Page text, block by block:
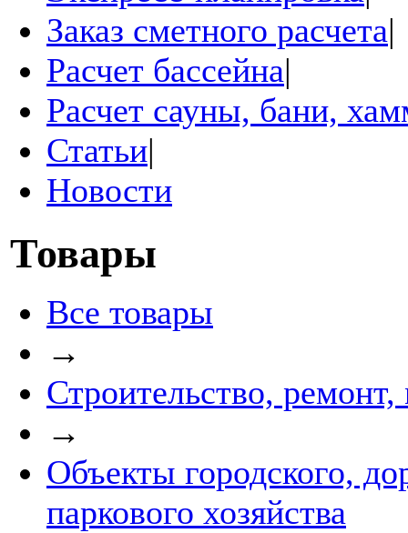
Заказ сметного расчета|
Расчет бассейна|
Расчет сауны, бани,
Статьи|
Новости
Товары
Все товары
→
Строительство,
→
Объекты городского,
паркового хозяйства